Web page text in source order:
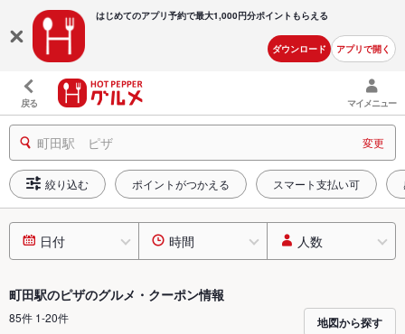
はじめてのアプリ予約で最大1,000円分ポイントもらえる
ダウンロード アプリで開く
戻る マイメニュー
町田駅 ピザ 変更
絞り込む ポイントがつかえる スマート支払い可
日付 時間 人数
町田駅のピザのグルメ・クーポン情報
85件 1-20件 地図から探す